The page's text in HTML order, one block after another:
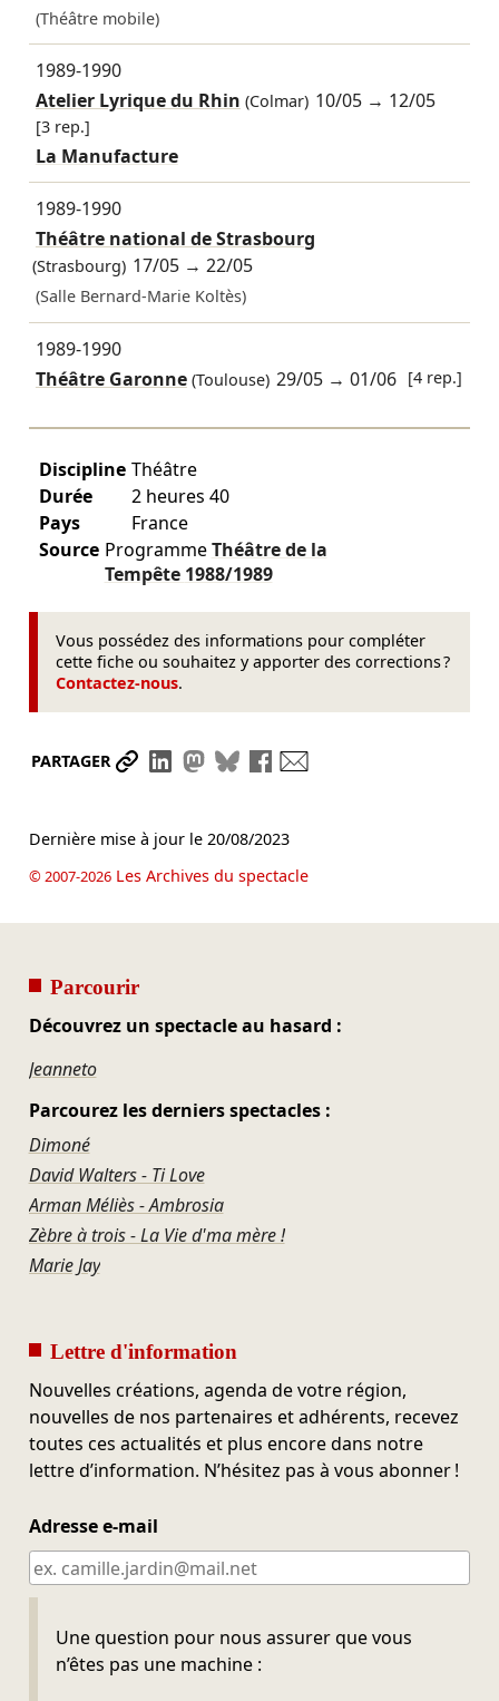
(Théâtre mobile)
1989-1990
Atelier Lyrique du Rhin (Colmar) 10/05 → 12/05
[3 rep.]
La Manufacture
1989-1990
Théâtre national de Strasbourg
(Strasbourg) 17/05 →22/05
(Salle Bernard-Marie Koltès)
1989-1990
Théâtre Garonne(Toulouse) 29/05 →01/06 [4 rep.]
Discipline Théâtre
Durée
2 heures 40
Pays
France
Source ProgrammeThéâtre de la
Tempête 1988/1989
Vous possédez des informations pour compléter
cette fiche ou souhaitez y apporter des corrections ?
Contactez-nous.
PARTAGER Partager le lien
Partager sur LinkedIn
Partager sur Mastodon
Partager sur Bluesky
Partager sur Facebook
Dernière mise à jour le 20/08/2023
© 2007-2026Les Archives du spectacle
Parcourir
Découvrez un spectacle au hasard :
Jeanneto
Parcourez les derniers spectacles :
Dimoné
David Walters - Ti Love
Arman Méliès - Ambrosia
Zèbre à trois - La Vie d'ma mère !
Marie Jay
Lettre d'information
Nouvelles créations, agenda de votre région,
nouvelles de nos partenaires et adhérents, recevez
toutes ces actualités et plus encore dans notre
lettre d’information. N’hésitez pas à vous abonner !
Adresse e-mail
Une question pour nous assurer que vous
n’êtes pas une machine :
Ne pas remplir